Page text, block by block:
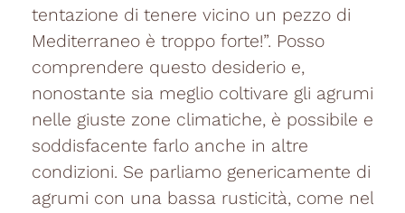
tentazione di tenere vicino un pezzo di
Mediterraneo è troppo forte!”. Posso
comprendere questo desiderio e,
nonostante sia meglio coltivare gli agrumi
nelle giuste zone climatiche, è possibile e
soddisfacente farlo anche in altre
condizioni. Se parliamo genericamente di
agrumi con una bassa rusticità, come nel